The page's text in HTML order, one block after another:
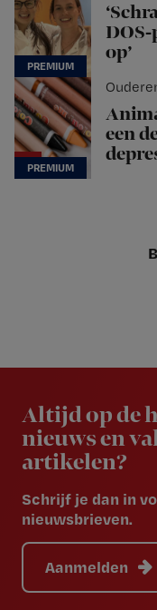
op’
een
Altijd op de
nieuws en
artikelen?
Schrijf je dan in
nieuwsbrieven.
Aanmelden